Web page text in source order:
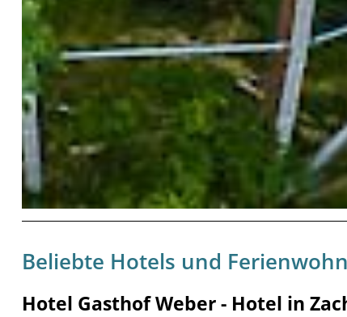
Beliebte Hotels und
Hotel Gasthof Weber - Hotel in